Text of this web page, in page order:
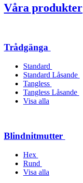
Våra produkter
Trådgänga
Standard
Standard Låsande
Tangless
Tangless Låsande
Visa alla
Blindnitmutter
Hex
Rund
Visa alla